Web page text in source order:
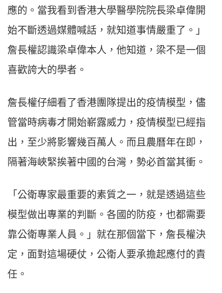
應的。當我看到香港大學醫學院院長梁卓偉開
始不斷透過媒體喊話，就知道事情嚴重了。」
詹長權認識梁卓偉本人，他知道，梁不是一個
喜歡誇大的學者。
詹長權仔細看了香港團隊提出的疫情模型，儘
管當時病毒才開始嶄露威力，疫情模型已經指
出，至少將影響幾百萬人。而且農曆年在即，
隔著海峽緊挨著中國的台灣，勢必首當其衝。
「公衛專家最重要的素質之一，就是透過這些
模型做出專業的判斷。各國的防疫，也都需要
靠公衛專業人員。」就在那個當下，詹長權決
定，面對這場硬仗，公衛人要承擔起應付的責
任。